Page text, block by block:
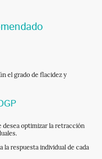
el grado de flacidez y
desea optimizar la retracción
la respuesta individual de cada